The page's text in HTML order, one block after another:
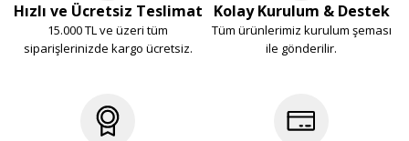
Hızlı ve Ücretsiz Teslimat
15.000 TL ve üzeri tüm
siparişlerinizde kargo ücretsiz.
Kolay Kurulum & Destek
Tüm ürünlerimiz kurulum şeması
ile gönderilir.